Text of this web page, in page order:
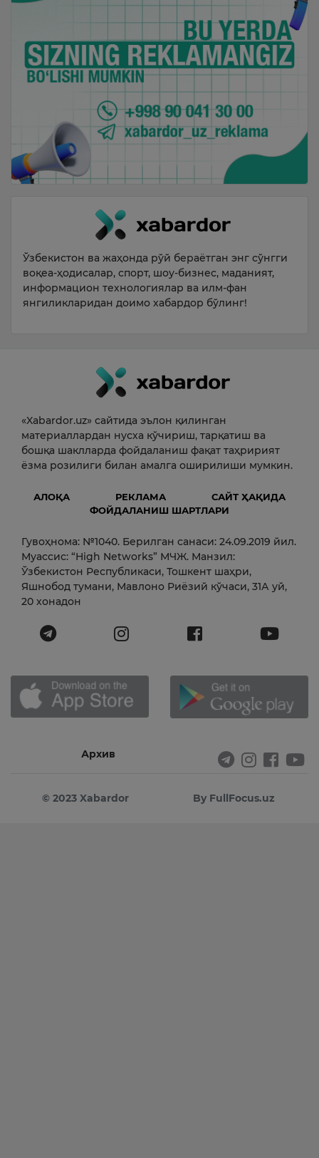
Ўзбекистон ва жаҳонда рўй бераётган энг сўнгги
воқеа-ҳодисалар, спорт, шоу-бизнес, маданият,
информацион технологиялар ва илм-фан
янгиликларидан доимо хабардор бўлинг!
«Xabardor.uz» сайтида эълон қилинган
материаллардан нусха кўчириш, тарқатиш ва
бошқа шаклларда фойдаланиш фақат таҳририят
ёзма розилиги билан амалга оширилиши мумкин.
АЛОҚА РЕКЛАМА
САЙТ ҲАҚИДА
ФОЙДАЛАНИШ ШАРТЛАРИ
Гувоҳнома: №1040. Берилган санаси: 24.09.2019 йил.
Муассис: “High Networks” МЧЖ. Манзил:
Ўзбекистон Республикаси, Тошкент шаҳри,
Яшнобод тумани, Мавлоно Риёзий кўчаси, 31А уй,
20 хонадон
Архив
© 2023 Xabardor By FullFocus.uz